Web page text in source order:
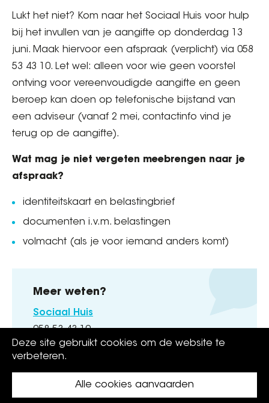
Lukt het niet? Kom naar het Sociaal Huis voor hulp
bij het invullen van je aangifte op donderdag 13
juni. Maak hiervoor een afspraak (verplicht) via 058
53 43 10. Let wel: alleen voor wie geen voorstel
ontving voor vereenvoudigde aangifte en geen
beroep kan doen op telefonische bijstand van
een adviseur (vanaf 2 mei, contactinfo vind je
terug op de aangifte).
Wat mag je niet vergeten meebrengen naar je
afspraak?
identiteitskaart en belastingbrief
documenten i.v.m. belastingen
volmacht (als je voor iemand anders komt)
Meer weten?
Sociaal Huis
058 53 43 10
Deze site gebruikt cookies om de website te
verbeteren.
Alle cookies aanvaarden